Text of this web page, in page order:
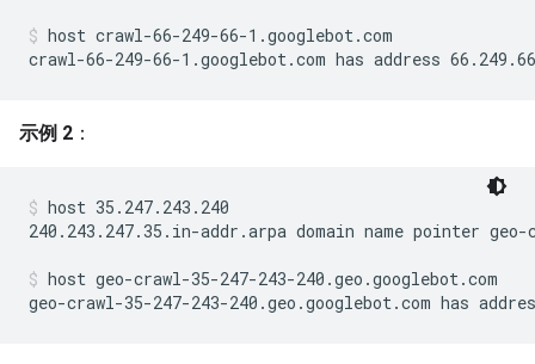
host crawl-66-249-66-1.googlebot.com
crawl-66-249-66-1.googlebot.com has address
示例 2 ：
host 35.247.243.240
240.243.247.35.in-addr.arpa domain name pointer
host geo-crawl-35-247-243-240.geo.googlebot.com
geo-crawl-35-247-243-240.geo.googlebot.com has